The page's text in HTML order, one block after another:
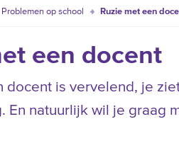
Problemen op school Ruzie met een
een docent
docent is vervelend, je
En natuurlijk wil je graag